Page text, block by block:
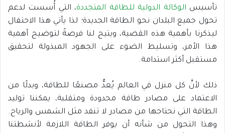
تأسيس الوكالة الدولية للطاقة المتجددة، التي أُسست لدعم
تحول جميع البلدان نحو الطاقة الجديدة؛ لذا يأتي هذا الاحتفال
ليذكرنا بأهمية هذه القضية، ويتيح لنا فرصةً لتوضيح أهمية
هذا الأمر، وتسليط الضوء على الجهود المبذولة لتحقيق
مستقبل أكثر استدامة.
ذلك لأنَّ كل منزل في العالم يُعدُّ مصنعًا للطاقة، وبدلًا من
الاعتماد على مصادر طاقة محدودة ومتقلبة، يمكننا توليد
الطاقة التي نحتاجها من مصادر لا تنفد مثل الشمس والرياح.
وهذا التحول من شأنه أن يوفر الطاقة اللازمة لأنشطتنا